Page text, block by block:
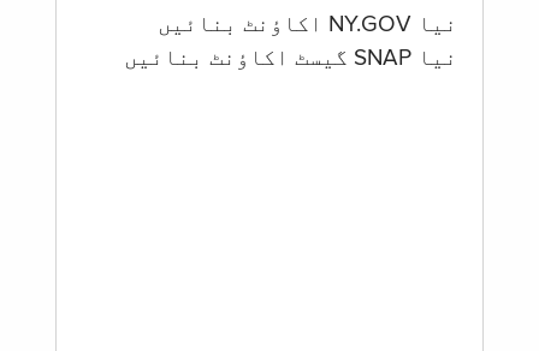
نیا NY.GOV اکاؤنٹ بنائیں
نیا SNAP گیسٹ اکاؤنٹ بنائیں